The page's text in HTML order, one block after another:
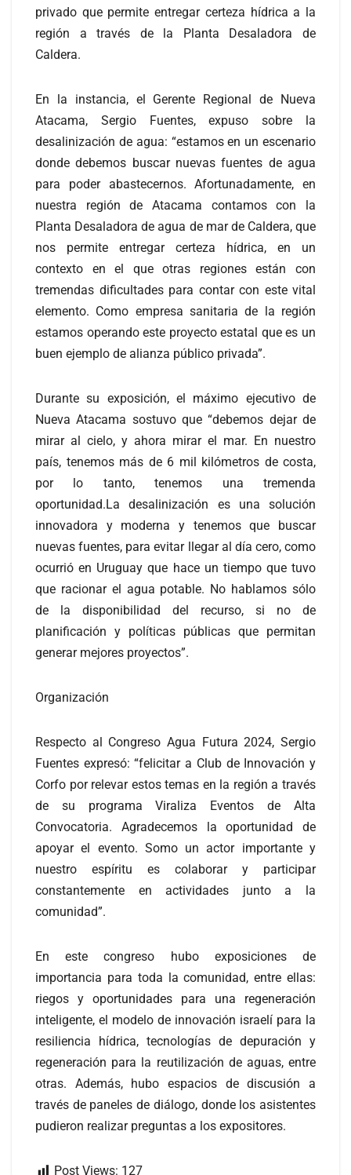
privado que permite entregar certeza hídrica a la
región a través de la Planta Desaladora de
Caldera.
En la instancia, el Gerente Regional de Nueva
Atacama, Sergio Fuentes, expuso sobre la
desalinización de agua: “estamos en un escenario
donde debemos buscar nuevas fuentes de agua
para poder abastecernos. Afortunadamente, en
nuestra región de Atacama contamos con la
Planta Desaladora de agua de mar de Caldera, que
nos permite entregar certeza hídrica, en un
contexto en el que otras regiones están con
tremendas dificultades para contar con este vital
elemento. Como empresa sanitaria de la región
estamos operando este proyecto estatal que es un
buen ejemplo de alianza público privada”.
Durante su exposición, el máximo ejecutivo de
Nueva Atacama sostuvo que “debemos dejar de
mirar al cielo, y ahora mirar el mar. En nuestro
país, tenemos más de 6 mil kilómetros de costa,
por lo tanto, tenemos una tremenda
oportunidad.La desalinización es una solución
innovadora y moderna y tenemos que buscar
nuevas fuentes, para evitar llegar al día cero, como
ocurrió en Uruguay que hace un tiempo que tuvo
que racionar el agua potable. No hablamos sólo
de la disponibilidad del recurso, si no de
planificación y políticas públicas que permitan
generar mejores proyectos”.
Organización
Respecto al Congreso Agua Futura 2024, Sergio
Fuentes expresó: “felicitar a Club de Innovación y
Corfo por relevar estos temas en la región a través
de su programa Viraliza Eventos de Alta
Convocatoria. Agradecemos la oportunidad de
apoyar el evento. Somo un actor importante y
nuestro espíritu es colaborar y participar
constantemente en actividades junto a la
comunidad”.
En este congreso hubo exposiciones de
importancia para toda la comunidad, entre ellas:
riegos y oportunidades para una regeneración
inteligente, el modelo de innovación israelí para la
resiliencia hídrica, tecnologías de depuración y
regeneración para la reutilización de aguas, entre
otras. Además, hubo espacios de discusión a
través de paneles de diálogo, donde los asistentes
pudieron realizar preguntas a los expositores.
Post Views: 127